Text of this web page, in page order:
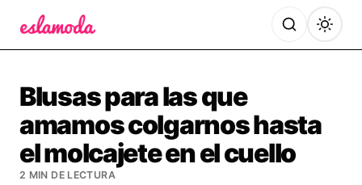
Blusas para las que
amamos colgarnos hasta
el molcajete en el cuello
2 MIN DE LECTURA